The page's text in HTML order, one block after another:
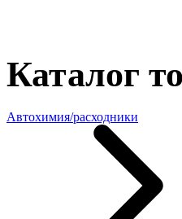
Каталог
Автохимия/расходники